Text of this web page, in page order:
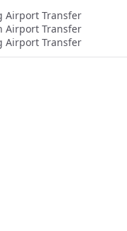
Airport Transfer
Airport Transfer
Airport Transfer